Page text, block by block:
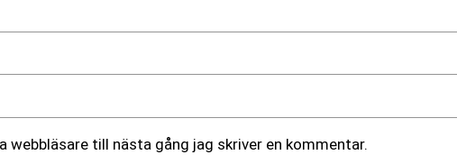
till nästa gång jag skriver en kommentar.